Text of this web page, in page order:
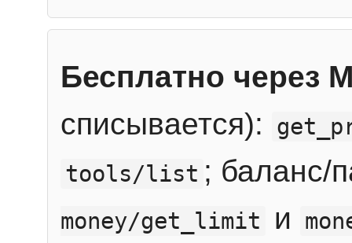
Бесплатно через
списывается):
tools/list ; баланс/
money/get_limit и